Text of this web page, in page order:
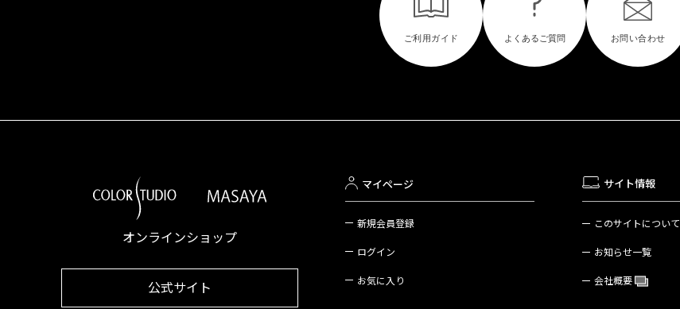
オンラインショップ
公式サイト
マイページ
新規会員登録
ログイン
お気に入り
サイト情報
このサイトについて
お知らせ一覧
会社概要